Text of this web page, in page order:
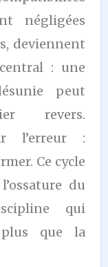
négligées
deviennent
: une
peut
revers.
l’erreur :
Ce cycle
du
qui
plus que la